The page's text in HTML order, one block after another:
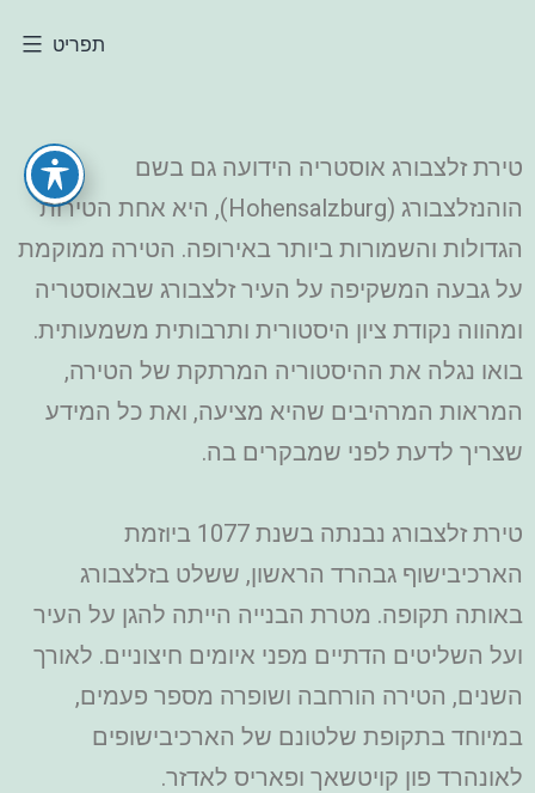
תפריט
טירת זלצבורג אוסטריה הידועה גם בשם
הוהנזלצבורג (Hohensalzburg), היא אחת הטירות
הגדולות והשמורות ביותר באירופה. הטירה ממוקמת
על גבעה המשקיפה על העיר זלצבורג שבאוסטריה
ומהווה נקודת ציון היסטורית ותרבותית משמעותית.
בואו נגלה את ההיסטוריה המרתקת של הטירה,
המראות המרהיבים שהיא מציעה, ואת כל המידע
שצריך לדעת לפני שמבקרים בה.
טירת זלצבורג נבנתה בשנת 1077 ביוזמת
הארכיבישוף גבהרד הראשון, ששלט בזלצבורג
באותה תקופה. מטרת הבנייה הייתה להגן על העיר
ועל השליטים הדתיים מפני איומים חיצוניים. לאורך
השנים, הטירה הורחבה ושופרה מספר פעמים,
במיוחד בתקופת שלטונם של הארכיבישופים
לאונהרד פון קויטשאך ופאריס לאדזר.